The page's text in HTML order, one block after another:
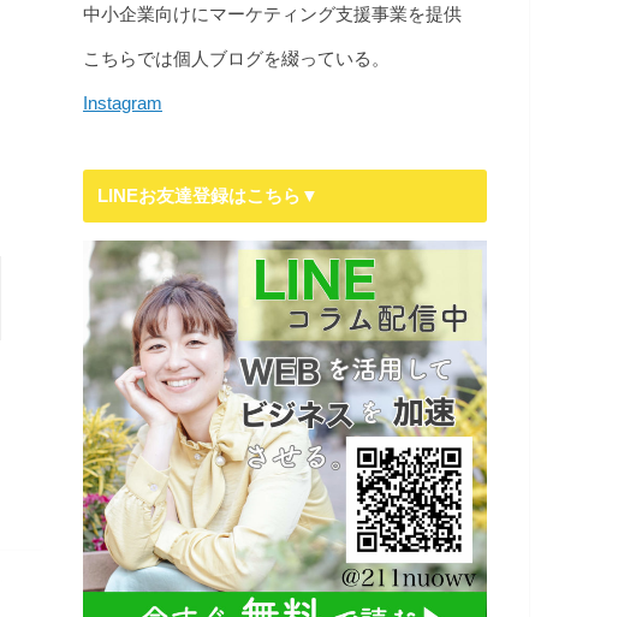
中小企業向けにマーケティング支援事業を提供
こちらでは個人ブログを綴っている。
Instagram
LINEお友達登録はこちら▼